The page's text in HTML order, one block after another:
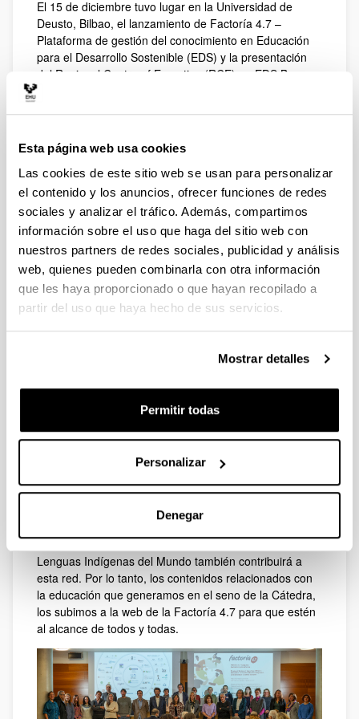
Esta página web usa cookies
Las cookies de este sitio web se usan para personalizar
el contenido y los anuncios, ofrecer funciones de redes
sociales y analizar el tráfico. Además, compartimos
información sobre el uso que haga del sitio web con
nuestros partners de redes sociales, publicidad y análisis
web, quienes pueden combinarla con otra información
que les haya proporcionado o que hayan recopilado a
partir del uso que haya hecho de sus servicios.
Mostrar detalles
Permitir todas
Personalizar
Denegar
El 15 de diciembre tuvo lugar en la Universidad de
Deusto, Bilbao, el lanzamiento de Factoría 4.7 –
Plataforma de gestión del conocimiento en Educación
para el Desarrollo Sostenible (EDS) y la presentación
del Regional Centre of Expertise (RCE) en EDS Basque
Country-Navarre.
En colaboración con la Agencia Vasca de Cooperación
Vasco para la UNESCO, ha desarrollado Factoría 4.7 –
Plataforma Iberoamericana de Educación para el
Desarrollo Sostenible como proyecto que busca
transformar la EDS en Iberoamérica desde la
innovación y el aprendizaje compartido, facilitando que
los y las agentes vinculados/as a la educación tomen la
EDS como eje inspirador de sus políticas, planes y
prácticas educativas.
Como parte de este proyecto, UN Etxea también ha
impulsado la creación de un Centro Regional de
por parte del Instituto de Estudios Avanzados en
(UNU-IAS, en inglés).
El RCE Basque Country-Navarre es una red de más de
40 organizaciones relacionadas con la educación
tienen como objetivo colaborar para facilitar el
aprendizaje hacia el desarrollo sostenible formando
Entre estas 40 entidades, la Cátedra Unesco de
Lenguas Indígenas del Mundo también contribuirá a
esta red. Por lo tanto, los contenidos relacionados con
la educación que generamos en el seno de la Cátedra,
los subimos a la web de la Factoría 4.7 para que estén
al alcance de todos y todas.